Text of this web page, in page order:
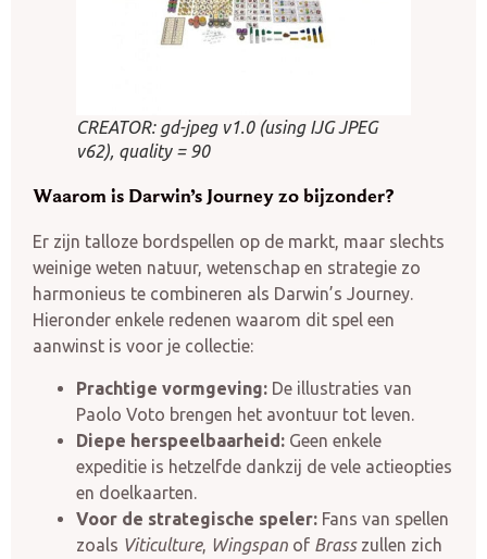
CREATOR: gd-jpeg v1.0 (using IJG JPEG
v62), quality = 90
Waarom is Darwin’s Journey zo bijzonder?
Er zijn talloze bordspellen op de markt, maar slechts
weinige weten natuur, wetenschap en strategie zo
harmonieus te combineren als Darwin’s Journey.
Hieronder enkele redenen waarom dit spel een
aanwinst is voor je collectie:
Prachtige vormgeving: De illustraties van
Paolo Voto brengen het avontuur tot leven.
Diepe herspeelbaarheid: Geen enkele
expeditie is hetzelfde dankzij de vele actieopties
en doelkaarten.
Voor de strategische speler: Fans van spellen
zoals Viticulture, Wingspan of Brasszullen zich